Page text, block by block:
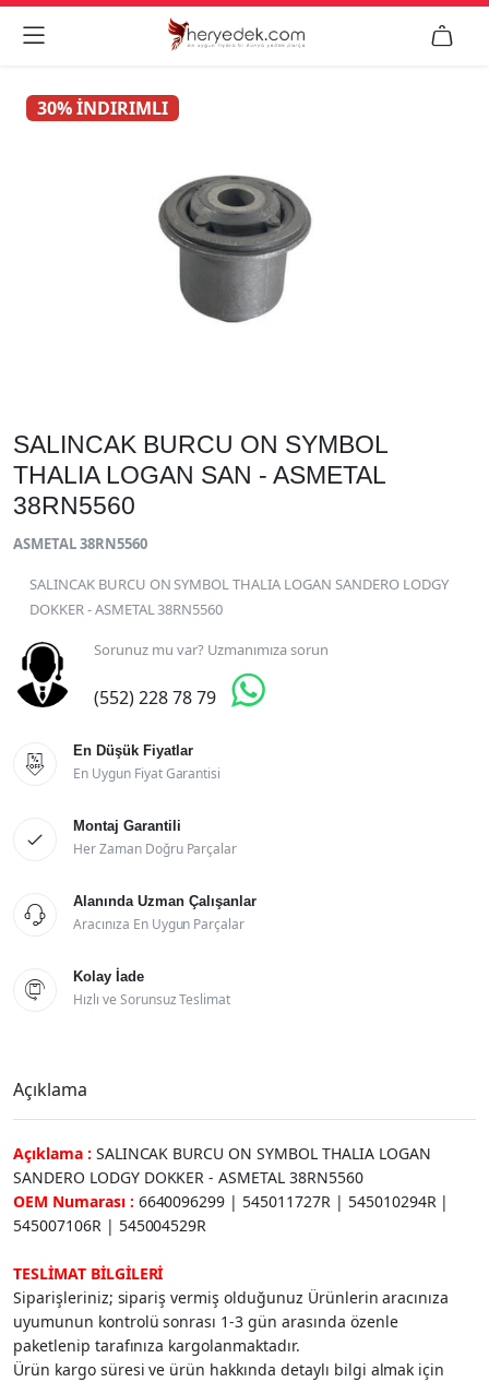
 
30% İNDIRIMLI
SALINCAK BURCU ON SYMBOL
THALIA LOGAN SAN - ASMETAL
38RN5560
ASMETAL 38RN5560
SALINCAK BURCU ON SYMBOL THALIA LOGAN SANDERO LODGY
DOKKER - ASMETAL 38RN5560
Sorunuz mu var? Uzmanımıza sorun
(552) 228 78 79 

En Düşük Fiyatlar
En Uygun Fiyat Garantisi

Montaj Garantili
Her Zaman Doğru Parçalar

Alanında Uzman Çalışanlar
Aracınıza En Uygun Parçalar

Kolay İade
Hızlı ve Sorunsuz Teslimat
Açıklama
Açıklama : SALINCAK BURCU ON SYMBOL THALIA LOGAN
SANDERO LODGY DOKKER - ASMETAL 38RN5560
OEM Numarası : 6640096299 | 545011727R | 545010294R |
545007106R | 545004529R
TESLİMAT BİLGİLERİ
Siparişleriniz; sipariş vermiş olduğunuz Ürünlerin aracınıza
uyumunun kontrolü sonrası 1-3 gün arasında özenle
paketlenip tarafınıza kargolanmaktadır.
Ürün kargo süresi ve ürün hakkında detaylı bilgi almak için